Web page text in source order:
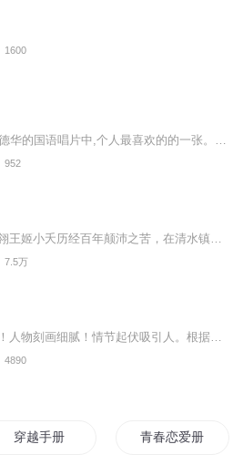
1600
952
7.5万
4890
穿越手册 青春恋爱册